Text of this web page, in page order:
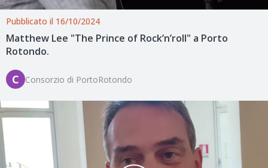
Pubblicato il 16/10/2024
Matthew Lee "The Prince of Rock’n’roll" a Porto
Rotondo.
C Consorzio di PortoRotondo